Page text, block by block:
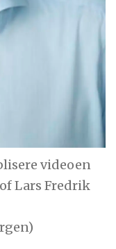
videoen
Lars Fredrik